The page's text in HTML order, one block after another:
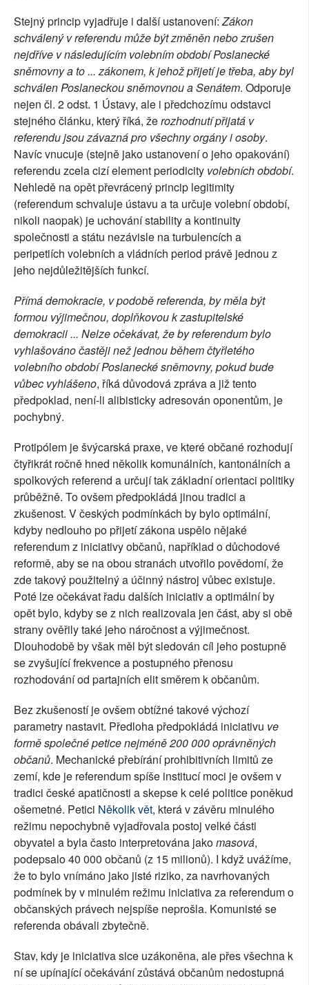
Stejný princip vyjadřuje i další ustanovení:Zákon
schválený v referendu může být změněn nebo zrušen
nejdříve v následujícím volebním období Poslanecké
sněmovny a to ... zákonem, k jehož přijetí je třeba, aby byl
schválen Poslaneckou sněmovnou a Senátem. Odporuje
nejen čl. 2 odst. 1 Ústavy, ale i předchozímu odstavci
stejného článku, který říká, žerozhodnutí přijatá v
referendu jsou závazná pro všechny orgány i osoby.
Navíc vnucuje (stejně jako ustanovení o jeho opakování)
referendu zcela cizí element periodicity volebních období.
Nehledě na opět převrácený princip legitimity
(referendum schvaluje ústavu a ta určuje volební období,
nikoli naopak) je uchování stability a kontinuity
společnosti a státu nezávisle na turbulencích a
peripetiích volebních a vládních period právě jednou z
jeho nejdůležitějších funkcí.
Přímá demokracie, v podobě referenda, by měla být
formou výjimečnou, doplňkovou k zastupitelské
demokracii ... Nelze očekávat, že by referendum bylo
vyhlašováno častěji než jednou během čtyřletého
volebního období Poslanecké sněmovny, pokud bude
vůbec vyhlášeno, říká důvodová zpráva a již tento
předpoklad, není-li alibisticky adresován oponentům, je
pochybný.
Protipólem je švýcarská praxe, ve které občané rozhodují
čtyřikrát ročně hned několik komunálních, kantonálních a
spolkových referend a určují tak základní orientaci politiky
průběžně. To ovšem předpokládá jinou tradici a
zkušenost. V českých podmínkách by bylo optimální,
kdyby nedlouho po přijetí zákona uspělo nějaké
referendum z iniciativy občanů, například o důchodové
reformě, aby se na obou stranách utvořilo povědomí, že
zde takový použitelný a účinný nástroj vůbec existuje.
Poté lze očekávat řadu dalších iniciativ a optimální by
opět bylo, kdyby se z nich realizovala jen část, aby si obě
strany ověřily také jeho náročnost a výjimečnost.
Dlouhodobě by však měl být sledován cíl jeho postupně
se zvyšující frekvence a postupného přenosu
rozhodování od partajních elit směrem k občanům.
Bez zkušeností je ovšem obtížné takové výchozí
parametry nastavit. Předloha předpokládá iniciativu ve
formě společné petice nejméně 200 000 oprávněných
občanů. Mechanické přebírání prohibitivních limitů ze
zemí, kde je referendum spíše institucí moci je ovšem v
tradici české apatičnosti a skepse k celé politice poněkud
ošemetné. Petici Několik vět, která v závěru minulého
režimu nepochybně vyjadřovala postoj velké části
obyvatel a byla často interpretována jakomasová,
podepsalo 40 000 občanů (z 15 milionů). I když uvážíme,
že to bylo vnímáno jako jisté riziko, za navrhovaných
podmínek by v minulém režimu iniciativa za referendum o
občanských právech nejspíše neprošla. Komunisté se
referenda obávali zbytečně.
Stav, kdy je iniciativa sice uzákoněna, ale přes všechna k
ní se upínající očekávání zůstává občanům nedostupná